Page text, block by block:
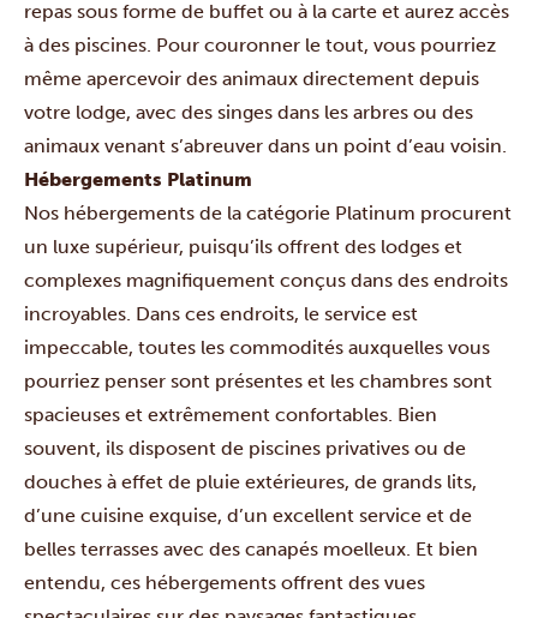
repas sous forme de buffet ou à la carte et aurez accès
à des piscines. Pour couronner le tout, vous pourriez
même apercevoir des animaux directement depuis
votre lodge, avec des singes dans les arbres ou des
animaux venant s’abreuver dans un point d’eau voisin.
Hébergements Platinum
Nos hébergements de la catégorie Platinum procurent
un luxe supérieur, puisqu’ils offrent des lodges et
complexes magnifiquement conçus dans des endroits
incroyables. Dans ces endroits, le service est
impeccable, toutes les commodités auxquelles vous
pourriez penser sont présentes et les chambres sont
spacieuses et extrêmement confortables. Bien
souvent, ils disposent de piscines privatives ou de
douches à effet de pluie extérieures, de grands lits,
d’une cuisine exquise, d’un excellent service et de
belles terrasses avec des canapés moelleux. Et bien
entendu, ces hébergements offrent des vues